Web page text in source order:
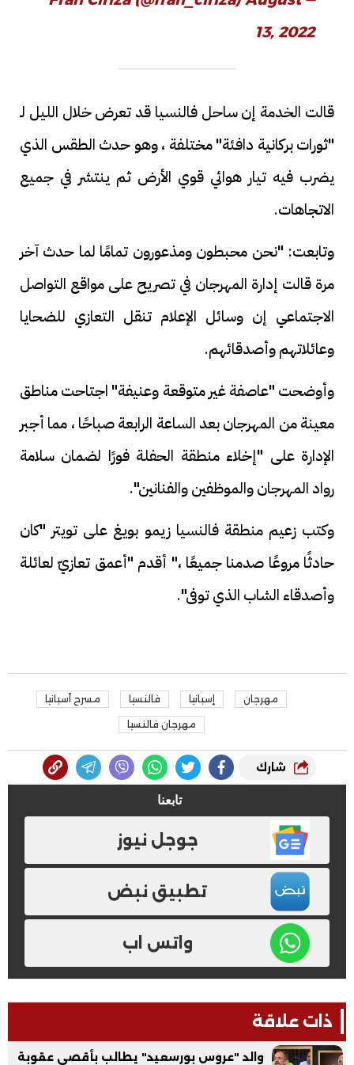
13, 2022
قالت الخدمة إن ساحل فالنسيا قد تعرض خلال الليل لـ
"ثورات بركانية دافئة" مختلفة ، وهو حدث الطقس الذي
يضرب فيه تيار هوائي قوي الأرض ثم ينتشر في جميع
الاتجاهات.
وتابعت: "نحن محبطون ومذعورون تمامًا لما حدث آخر
مرة قالت إدارة المهرجان في تصريح على مواقع التواصل
الاجتماعي إن وسائل الإعلام تنقل التعازي للضحايا
وعائلاتهم وأصدقائهم.
وأوضحت "عاصفة غير متوقعة وعنيفة" اجتاحت مناطق
معينة من المهرجان بعد الساعة الرابعة صباحًا ، مما أجبر
الإدارة على "إخلاء منطقة الحفلة فورًا لضمان سلامة
رواد المهرجان والموظفين والفنانين".
وكتب زعيم منطقة فالنسيا زيمو بويغ على تويتر "كان
حادثًا مروعًا صدمنا جميعًا ،" أقدم "أعمق تعازيّ لعائلة
وأصدقاء الشاب الذي توفى".
مهرجان إسبانيا فالنسيا مسرح أسبانيا
مهرجان فالنسيا
شارك
تابعنا
جوجل نيوز
تطبيق نبض
واتس اب
ذات علاقة
والد "عروس بورسعيد" يطالب بأقصى عقوبة